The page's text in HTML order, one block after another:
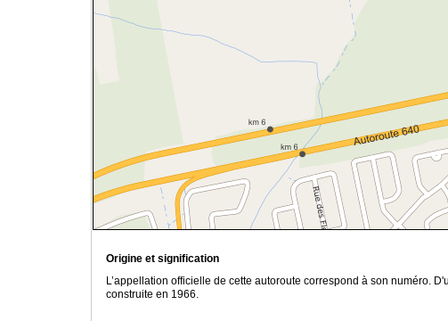
Origine et signification
L’appellation officielle de cette autoroute correspond à son numéro.
construite en 1966.